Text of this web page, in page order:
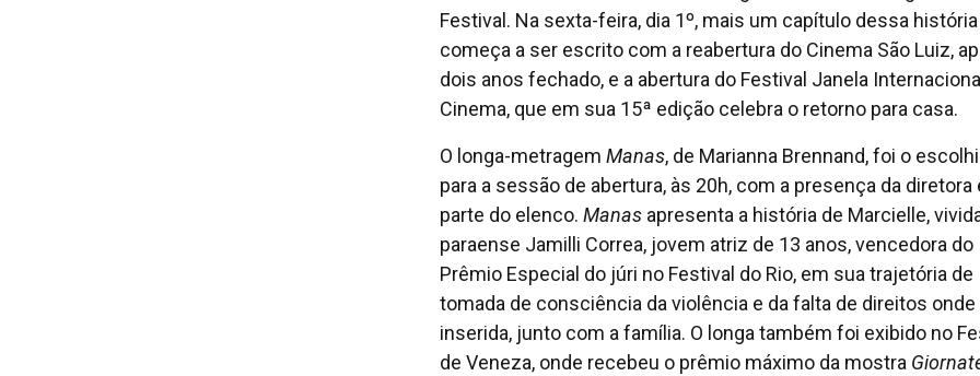
Festival. Na sexta-feira, dia 1º, mais um capítulo dessa história
começa a ser escrito com a reabertura do Cinema São Luiz,
dois anos fechado, e a abertura do Festival Janela
Cinema, que em sua 15ª edição celebra o retorno para casa.
O longa-metragem Manas, de Marianna Brennand, foi o
para a sessão de abertura, às 20h, com a presença da diretora
parte do elenco. Manas apresenta a história de Marcielle,
paraense Jamilli Correa, jovem atriz de 13 anos, vencedora do
Prêmio Especial do júri no Festival do Rio, em sua trajetória de
tomada de consciência da violência e da falta de direitos
inserida, junto com a família. O longa também foi exibido no
de Veneza, onde recebeu o prêmio máximo da mostra